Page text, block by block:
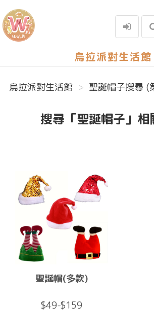
烏拉派對生活館
烏拉派對生活館 聖誕帽子搜尋 (
搜尋「聖誕帽子」相
聖誕帽(多款)
$49-$159